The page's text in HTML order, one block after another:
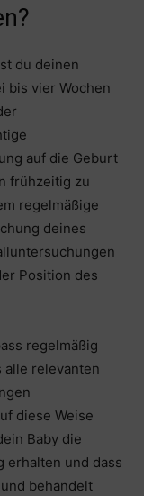
du deinen
bis vier Wochen
auf die Geburt
frühzeitig zu
regelmäßige
deines
Position des
regelmäßig
relevanten
diese Weise
Baby die
erhalten und dass
behandelt